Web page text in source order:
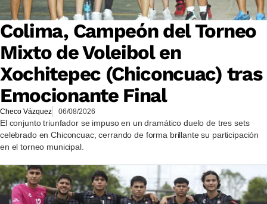
Colima, Campeón del Torneo
Mixto de Voleibol en
Xochitepec (Chiconcuac) tras
Emocionante Final
Checo Vázquez 06/08/2026
El conjunto triunfador se impuso en un dramático duelo de tres sets
celebrado en Chiconcuac, cerrando de forma brillante su participación
en el torneo municipal.